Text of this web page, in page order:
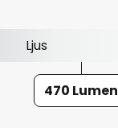
Ljus
470 Lumen